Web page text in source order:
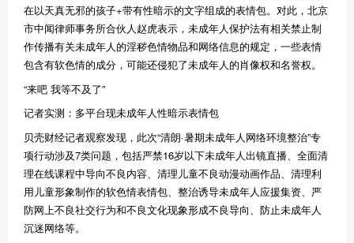
在以天真无邪的孩子+带有性暗示的文字组成的表情包。对此，北京
市中闻律师事务所合伙人赵虎表示，未成年人保护法有相关禁止制
作传播有关未成年人的淫秽色情物品和网络信息的规定，一些表情
包含有软色情的成分，可能还侵犯了未成年人的肖像权和名誉权。
“来吧 我等不及了”
记者实测：多平台现未成年人性暗示表情包
贝壳财经记者观察发现，此次“清朗·暑期未成年人网络环境整治”专
项行动涉及7类问题，包括严禁16岁以下未成年人出镜直播、全面清
理在线课程中导向不良内容、清理儿童不良动漫动画作品、清理利
用儿童形象制作的软色情表情包、整治诱导未成年人应援集资、严
防网上不良社交行为和不良文化现象形成不良导向、防止未成年人
沉迷网络等。